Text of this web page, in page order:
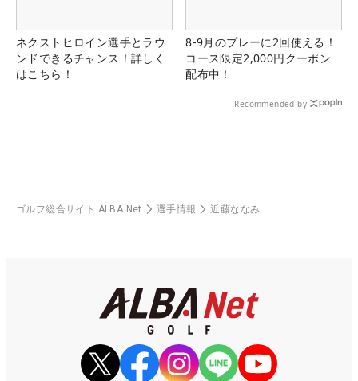
ネクストヒロイン選手とラウ
ンドできるチャンス！詳しく
はこちら！
8-9月のプレーに2回使える！
コース限定2,000円クーポン
配布中！
Recommended by
ゴルフ総合サイト ALBA Net 選手情報 近藤ななみ